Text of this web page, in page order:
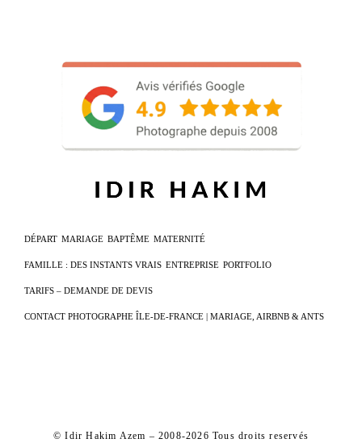
DÉPART MARIAGE BAPTÊME MATERNITÉ
FAMILLE : DES INSTANTS VRAIS ENTREPRISE PORTFOLIO
TARIFS – DEMANDE DE DEVIS
CONTACT PHOTOGRAPHE ÎLE-DE-FRANCE | MARIAGE, AIRBNB & ANTS
© Idir Hakim Azem – 2008-2026 Tous droits reservés